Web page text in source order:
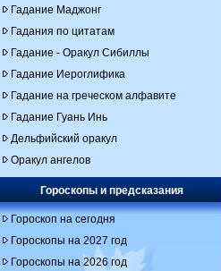
Гадание Маджонг
Гадания по цитатам
Гадание - Оракул Сибиллы
Гадание Иероглифика
Гадание на греческом алфавите
Гадание Гуань Инь
Дельфийский оракул
Оракул ангелов
Гороскопы и предсказания
Гороскоп на сегодня
Гороскопы на 2027 год
Гороскопы на 2026 год